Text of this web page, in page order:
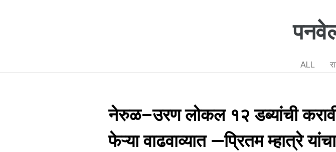
ALL
नेरुळ–उरण लोकल १२ डब्यांची
फेऱ्या वाढवाव्यात —प्रितम म्हात्रे यांचा